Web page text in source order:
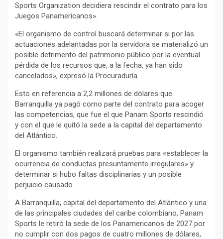
Sports Organization decidiera rescindir el contrato para los
Juegos Panamericanos».
«El organismo de control buscará determinar si por las
actuaciones adelantadas por la servidora se materializó un
posible detrimento del patrimonio público por la eventual
pérdida de los recursos que, a la fecha, ya han sido
cancelados», expresó la Procuraduría.
Esto en referencia a 2,2 millones de dólares que
Barranquilla ya pagó como parte del contrato para acoger
las competencias, que fue el que Panam Sports rescindió
y con el que le quitó la sede a la capital del departamento
del Atlántico.
El organismo también realizará pruebas para «establecer la
ocurrencia de conductas presuntamente irregulares» y
determinar si hubo faltas disciplinarias y un posible
perjuicio causado.
A Barranquilla, capital del departamento del Atlántico y una
de las principales ciudades del caribe colombiano, Panam
Sports le retiró la sede de los Panamericanos de 2027 por
no cumplir con dos pagos de cuatro millones de dólares,